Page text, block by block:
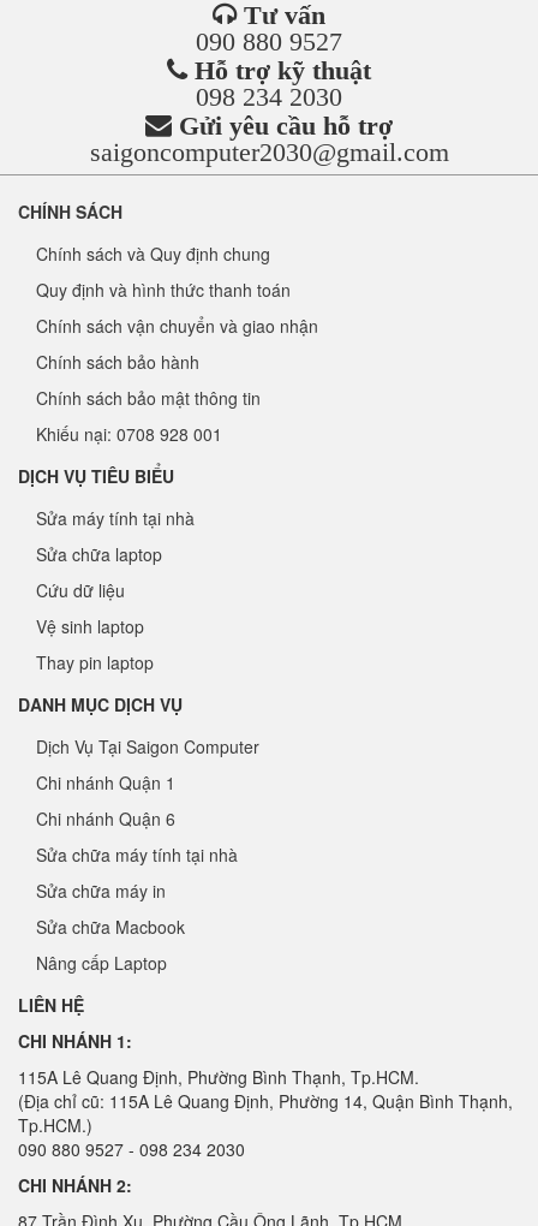
Tư vấn
090 880 9527
Hỗ trợ kỹ thuật
098 234 2030
Gửi yêu cầu hỗ trợ
saigoncomputer2030@gmail.com
CHÍNH SÁCH
Chính sách và Quy định chung
Quy định và hình thức thanh toán
Chính sách vận chuyển và giao nhận
Chính sách bảo hành
Chính sách bảo mật thông tin
Khiếu nại: 0708 928 001
DỊCH VỤ TIÊU BIỂU
Sửa máy tính tại nhà
Sửa chữa laptop
Cứu dữ liệu
Vệ sinh laptop
Thay pin laptop
DANH MỤC DỊCH VỤ
Dịch Vụ Tại Saigon Computer
Chi nhánh Quận 1
Chi nhánh Quận 6
Sửa chữa máy tính tại nhà
Sửa chữa máy in
Sửa chữa Macbook
Nâng cấp Laptop
LIÊN HỆ
CHI NHÁNH 1:
115A Lê Quang Định, Phường Bình Thạnh, Tp.HCM.
(Địa chỉ cũ: 115A Lê Quang Định, Phường 14, Quận Bình Thạnh,
Tp.HCM.)
090 880 9527 - 098 234 2030
CHI NHÁNH 2:
87 Trần Đình Xu, Phường Cầu Ông Lãnh, Tp.HCM.